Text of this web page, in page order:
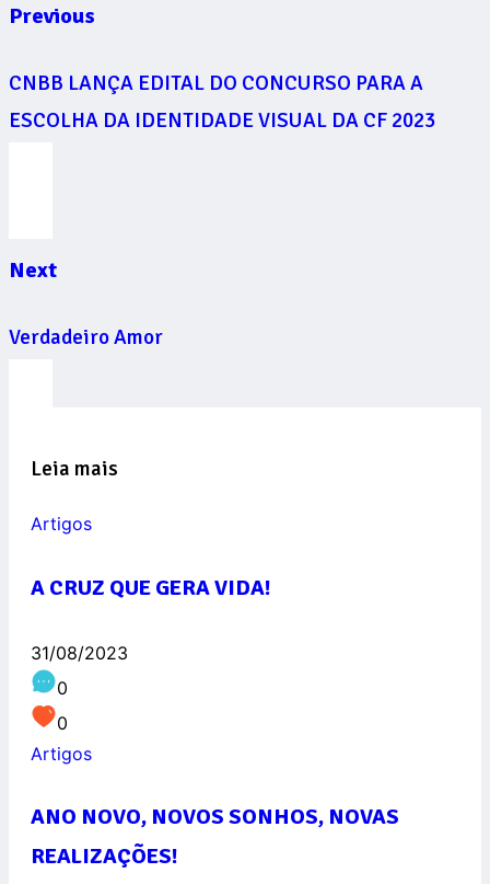
Previous
CNBB LANÇA EDITAL DO CONCURSO PARA A
ESCOLHA DA IDENTIDADE VISUAL DA CF 2023
Next
Verdadeiro Amor
Leia mais
Artigos
A CRUZ QUE GERA VIDA!
31/08/2023
0
0
Artigos
ANO NOVO, NOVOS SONHOS, NOVAS
REALIZAÇÕES!